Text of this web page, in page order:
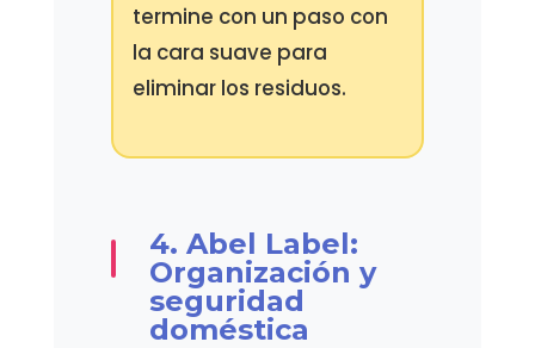
termine con un paso con
la cara suave para
eliminar los residuos.
4. Abel Label:
Organización y
seguridad
doméstica